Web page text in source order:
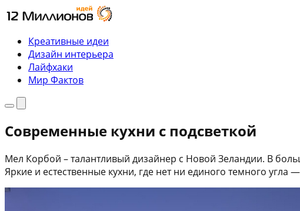
Перейти
к
содержимому
Креативные идеи
Дизайн интерьера
Лайфхаки
Мир Фактов
МенюПоиск
Современные кухни с подсветкой
Мел Корбой – талантливый дизайнер с Новой Зеландии. В
Яркие и естественные кухни, где нет ни единого темного